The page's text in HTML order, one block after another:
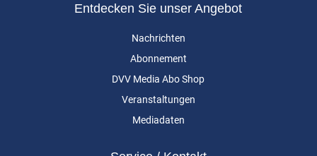
Entdecken Sie unser Angebot
Nachrichten
Abonnement
DVV Media Abo Shop
Veranstaltungen
Mediadaten